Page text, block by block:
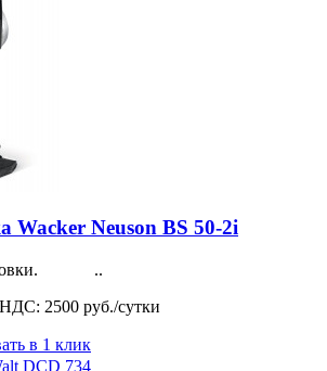
Wacker Neuson BS 50-2i
..
2500 руб./сутки
в 1 клик